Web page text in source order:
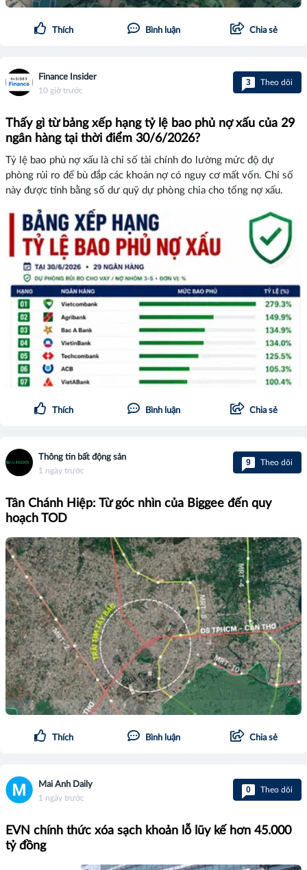
Thích Bình luận Chia sẻ
Finance Insider
10 giờ trước
3 Theo dõi
Thấy gì từ bảng xếp hạng tỷ lệ bao phủ nợ xấu của 29
ngân hàng tại thời điểm 30/6/2026?
Tỷ lệ bao phủ nợ xấu là chỉ số tài chính đo lường mức độ dự
phòng rủi ro để bù đắp các khoản nợ có nguy cơ mất vốn. Chỉ số
này được tính bằng số dư quỹ dự phòng chia cho tổng nợ xấu.
Thích Bình luận Chia sẻ
Thông tin bất động sản
1 ngày trước
9 Theo dõi
Tân Chánh Hiệp: Từ góc nhìn của Biggee đến quy
hoạch TOD
Thích Bình luận Chia sẻ
Mai Anh Daily
1 ngày trước
0 Theo dõi
EVN chính thức xóa sạch khoản lỗ lũy kế hơn 45.000
tỷ đồng